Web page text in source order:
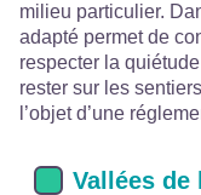
milieu particulier.
adapté permet de
respecter la
rester sur les
l’objet d’une
Vallées de